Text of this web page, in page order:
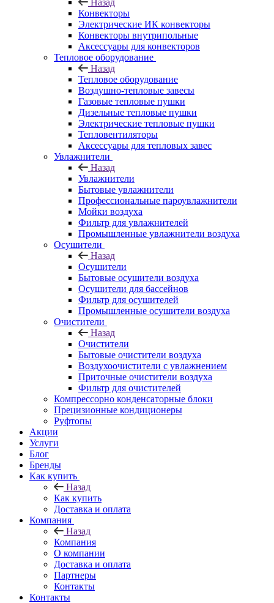
Назад
Конвекторы
Электрические ИК конвекторы
Конвекторы внутрипольные
Аксессуары для конвекторов
Тепловое оборудование
Назад
Тепловое оборудование
Воздушно-тепловые завесы
Газовые тепловые пушки
Дизельные тепловые пушки
Электрические тепловые пушки
Тепловентиляторы
Аксессуары для тепловых завес
Увлажнители
Назад
Увлажнители
Бытовые увлажнители
Профессиональные пароувлажнители
Мойки воздуха
Фильтр для увлажнителей
Промышленные увлажнители воздуха
Осушители
Назад
Осушители
Бытовые осушители воздуха
Осушители для бассейнов
Фильтр для осушителей
Промышленные осушители воздуха
Очистители
Назад
Очистители
Бытовые очистители воздуха
Воздухоочистители с увлажнением
Приточные очистители воздуха
Фильтр для очистителей
Компрессорно конденсаторные блоки
Прецизионные кондиционеры
Руфтопы
Акции
Услуги
Блог
Бренды
Как купить
Назад
Как купить
Доставка и оплата
Компания
Назад
Компания
О компании
Доставка и оплата
Партнеры
Контакты
Контакты